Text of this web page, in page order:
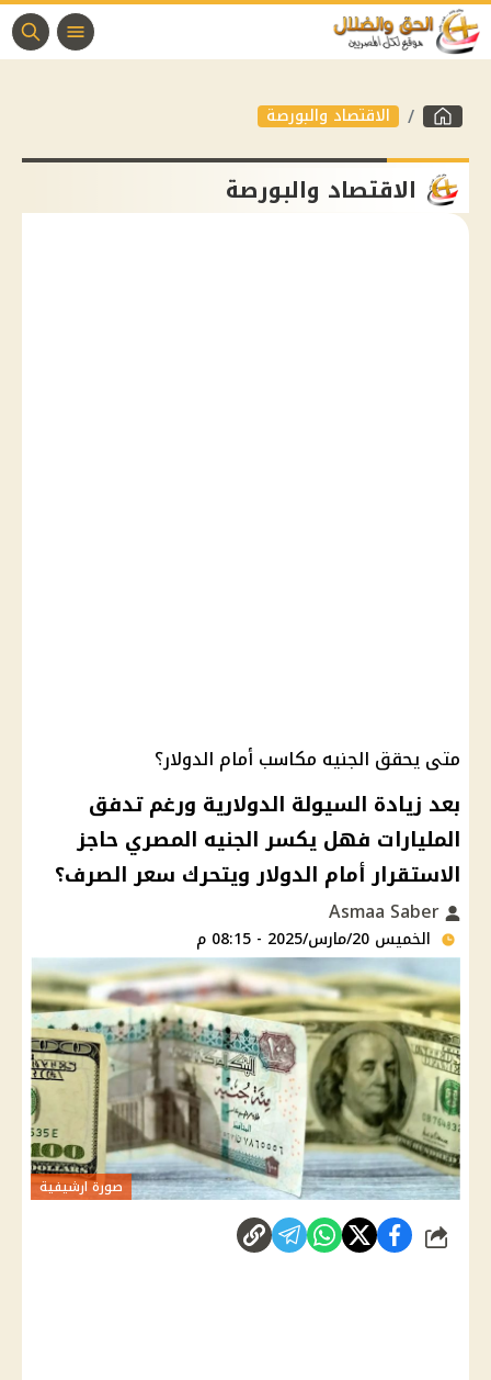
الاقتصاد والبورصة
الاقتصاد والبورصة
متى يحقق الجنيه مكاسب أمام الدولار؟
بعد زيادة السيولة الدولارية ورغم تدفق
المليارات فهل يكسر الجنيه المصري حاجز
الاستقرار أمام الدولار ويتحرك سعر الصرف؟
الخميس 20/مارس/2025 - 08:15 م
صورة ارشيفية
شارك